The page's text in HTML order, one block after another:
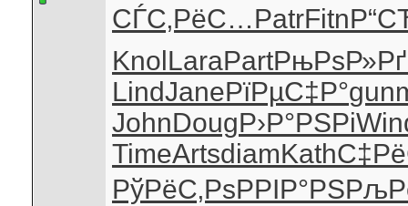
СЃС‚РёС…PatrFitn
Knol LaraPartРњРѕР»Рґ
LindJaneРїРµС‡Р°
JohnDougР›Р°РЅРі
TimeArtsdiamKath
РўРёС‚РѕРРІР°РЅ